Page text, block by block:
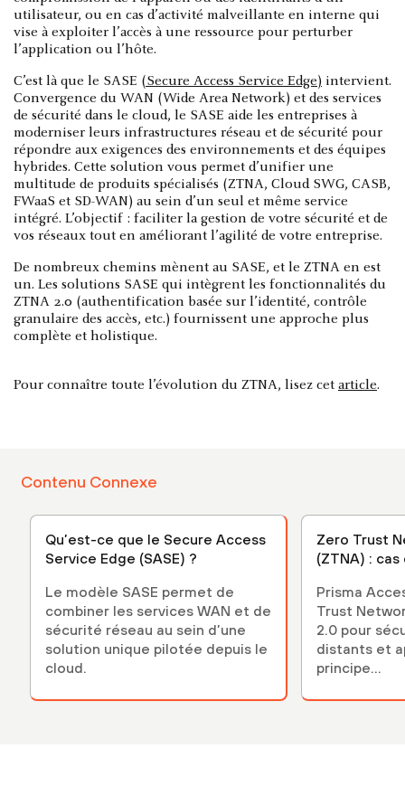
utilisateur, ou en cas d’activité malveillante en interne qui
vise à exploiter l’accès à une ressource pour perturber
l’application ou l’hôte.
C’est là que le SASE (Secure Access Service Edge) intervient.
Convergence du WAN (Wide Area Network) et des services
de sécurité dans le cloud, le SASE aide les entreprises à
moderniser leurs infrastructures réseau et de sécurité pour
répondre aux exigences des environnements et des équipes
hybrides. Cette solution vous permet d’unifier une
multitude de produits spécialisés (ZTNA, Cloud SWG, CASB,
FWaaS et SD-WAN) au sein d’un seul et même service
intégré. L’objectif : faciliter la gestion de votre sécurité et de
vos réseaux tout en améliorant l’agilité de votre entreprise.
De nombreux chemins mènent au SASE, et le ZTNA en est
un. Les solutions SASE qui intègrent les fonctionnalités du
ZTNA 2.0 (authentification basée sur l’identité, contrôle
granulaire des accès, etc.) fournissent une approche plus
complète et holistique.
Pour connaître toute l’évolution du ZTNA, lisez cet article.
Contenu Connexe
Qu’est-ce que le Secure Access
Service Edge (SASE) ?
Le modèle SASE permet de
combiner les services WAN et de
sécurité réseau au sein d’une
solution unique pilotée depuis le
cloud.
Zero Trust
(ZTNA) : cas
Prisma
Trust
2.0 pour
distants et
principe...